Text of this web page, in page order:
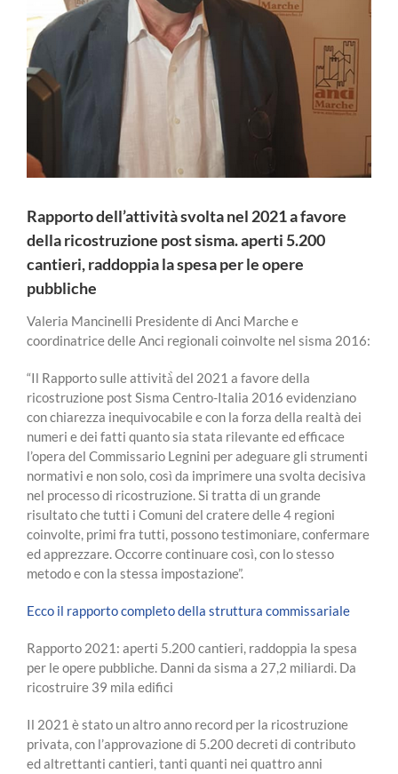
Rapporto dell’attività svolta nel 2021 a favore
della ricostruzione post sisma. aperti 5.200
cantieri, raddoppia la spesa per le opere
pubbliche
Valeria Mancinelli Presidente di Anci Marche e
coordinatrice delle Anci regionali coinvolte nel sisma 2016:
“Il Rapporto sulle attività̀ del 2021 a favore della
ricostruzione post Sisma Centro-Italia 2016 evidenziano
con chiarezza inequivocabile e con la forza della realtà dei
numeri e dei fatti quanto sia stata rilevante ed efficace
l’opera del Commissario Legnini per adeguare gli strumenti
normativi e non solo, così da imprimere una svolta decisiva
nel processo di ricostruzione. Si tratta di un grande
risultato che tutti i Comuni del cratere delle 4 regioni
coinvolte, primi fra tutti, possono testimoniare, confermare
ed apprezzare. Occorre continuare così, con lo stesso
metodo e con la stessa impostazione”.
Ecco il rapporto completo della struttura commissariale
Rapporto 2021: aperti 5.200 cantieri, raddoppia la spesa
per le opere pubbliche. Danni da sisma a 27,2 miliardi. Da
ricostruire 39 mila edifici
Il 2021 è stato un altro anno record per la ricostruzione
privata, con l’approvazione di 5.200 decreti di contributo
ed altrettanti cantieri, tanti quanti nei quattro anni